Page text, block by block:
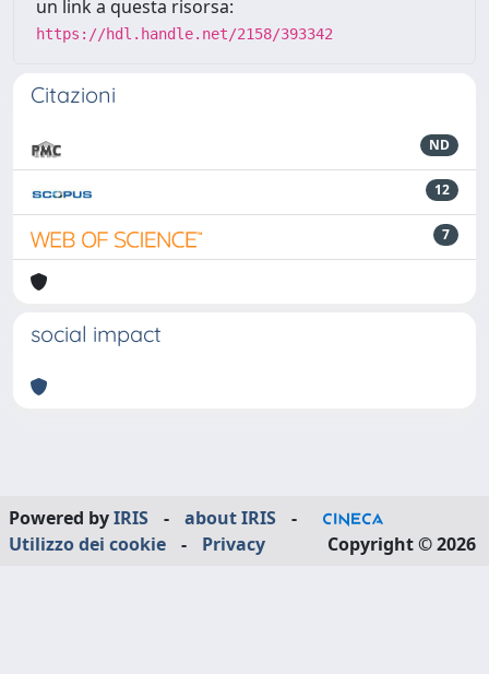
un link a questa risorsa:
https://hdl.handle.net/2158/393342
Citazioni
ND
12
7
social impact
Powered byIRIS - about IRIS
-
Utilizzo dei cookie
- Privacy Copyright © 2026